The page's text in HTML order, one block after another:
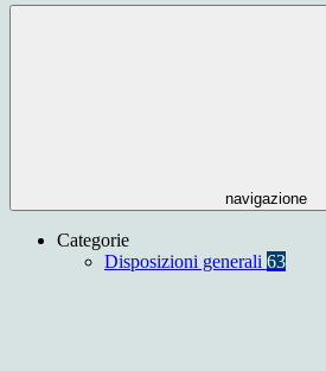
navigazione
Categorie
Disposizioni generali 63